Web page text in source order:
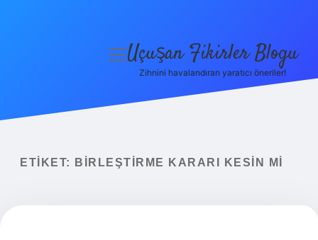
Yasal Uyarı
menüyü
Uçuşan Fikirler Blogu
Zihnini havalandıran yaratıcı öneriler!
ETIKET: BIRLEŞTIRME KARARI KESIN MI